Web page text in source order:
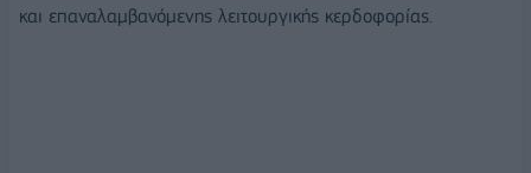
και επαναλαμβανόμενης λειτουργικής κερδοφορίας.